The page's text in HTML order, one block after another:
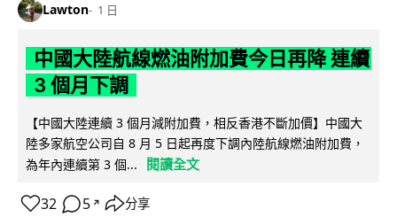
Lawton 1 日
中國大陸航線燃油附加費今日再降 連續
3 個月下調
【中國大陸連續 3 個月減附加費，相反香港不斷加價】中國大
陸多家航空公司自 8 月 5 日起再度下調內陸航線燃油附加費，
為年內連續第 3 個...
閱讀全文
32 5 ↗ 分享